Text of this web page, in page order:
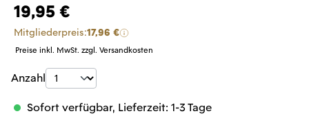
19,95 €
Mitgliederpreis:17,96 €
Preise inkl. MwSt. zzgl. Versandkosten
Produkt Anzahl: Gib den gewünschten
Anzahl
Sofort verfügbar, Lieferzeit: 1-3 Tage